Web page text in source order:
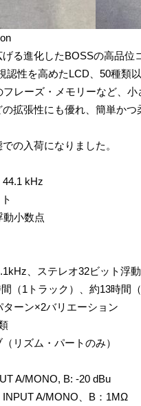
る進化したBOSSの高品
認性を高めたLCD、50種類
レーズ・メモリーなど、小
拡張性にも優れ、簡単か
の入荷になりました。
44.1 kHz
動小数点
、ステレオ32ビット浮動
（1トラック）、約13時間（
ターン×2バリエーション
リズム・パートのみ）
A/MONO, B: -20 dBu
INPUT A/MONO、B：1MΩ